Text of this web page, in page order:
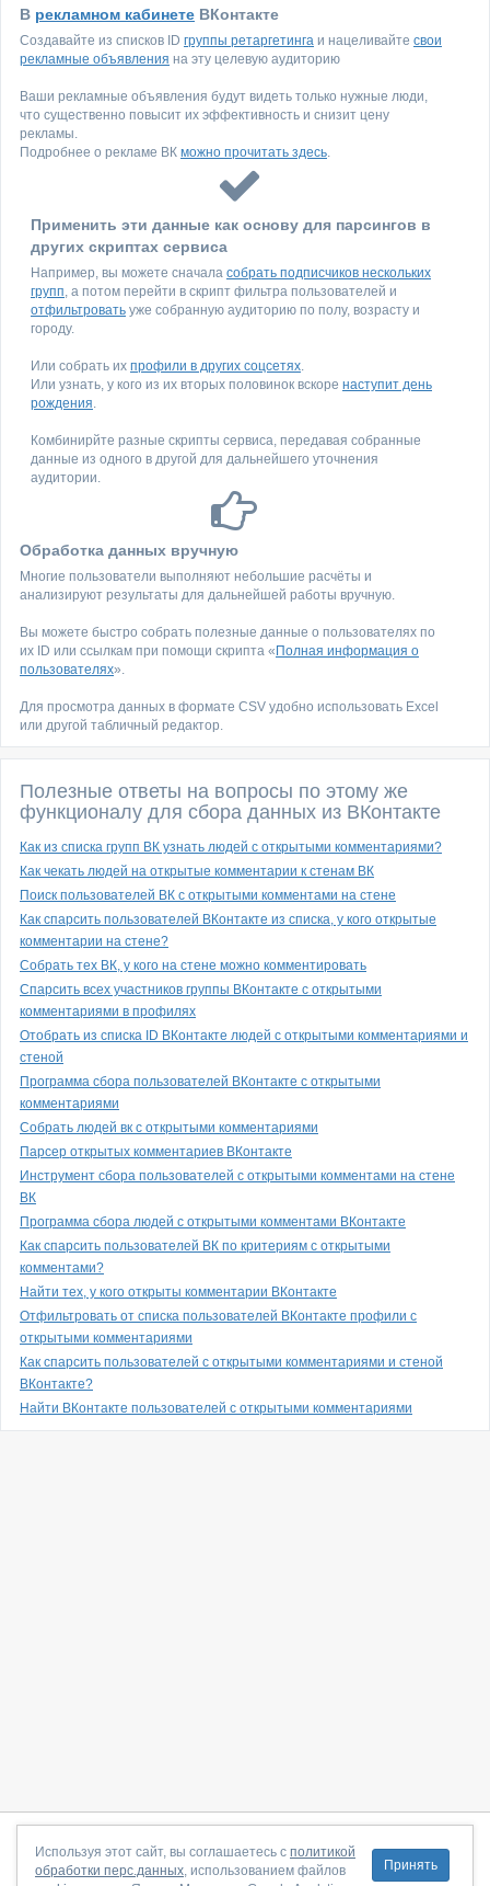
В рекламном кабинете ВКонтакте
Создавайте из списков ID группы ретаргетинга и нацеливайте свои
рекламные объявления на эту целевую аудиторию
Ваши рекламные объявления будут видеть только нужные люди,
что существенно повысит их эффективность и снизит цену
рекламы.
Подробнее о рекламе ВК можно прочитать здесь.
Применить эти данные как основу для парсингов в
других скриптах сервиса
Например, вы можете сначала собрать подписчиков нескольких
групп, а потом перейти в скрипт фильтра пользователей и
отфильтровать уже собранную аудиторию по полу, возрасту и
городу.
Или собрать их профили в других соцсетях.
Или узнать, у кого из их вторых половинок вскоре наступит день
рождения.
Комбинирйте разные скрипты сервиса, передавая собранные
данные из одного в другой для дальнейшего уточнения
аудитории.
Обработка данных вручную
Многие пользователи выполняют небольшие расчёты и
анализируют результаты для дальнейшей работы вручную.
Вы можете быстро собрать полезные данные о пользователях по
их ID или ссылкам при помощи скрипта « Полная информация о
пользователях».
Для просмотра данных в формате CSV удобно использовать Excel
или другой табличный редактор.
Полезные ответы на вопросы по этому же
функционалу для сбора данных из ВКонтакте
Как из списка групп ВК узнать людей с открытыми комментариями?
Как чекать людей на открытые комментарии к стенам ВК
Поиск пользователей ВК с открытыми комментами на стене
Как спарсить пользователей ВКонтакте из списка, у кого открытые
комментарии на стене?
Собрать тех ВК, у кого на стене можно комментировать
Спарсить всех участников группы ВКонтакте с открытыми
комментариями в профилях
Отобрать из списка ID ВКонтакте людей с открытыми комментариями и
стеной
Программа сбора пользователей ВКонтакте с открытыми
комментариями
Собрать людей вк с открытыми комментариями
Парсер открытых комментариев ВКонтакте
Инструмент сбора пользователей с открытыми комментами на стене
ВК
Программа сбора людей с открытыми комментами ВКонтакте
Как спарсить пользователей ВК по критериям с открытыми
комментами?
Найти тех, у кого открыты комментарии ВКонтакте
Отфильтровать от списка пользователей ВКонтакте профили с
открытыми комментариями
Как спарсить пользователей с открытыми комментариями и стеной
ВКонтакте?
Найти ВКонтакте пользователей с открытыми комментариями
О сайте|С чего начать|Контакты|Партнёрская программа
Договор-оферта|Политика конфиденциальности
Принять
Используя этот сайт, вы соглашаетесь с политикой
обработки перс.данных, использованием файлов